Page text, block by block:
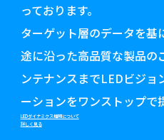
っております。
ターゲット層のデータを基
途に沿った高品質な製品の
ンテナンスまでLEDビジョ
ーションをワンストップで
LEDダイナミクス福岡について
詳しく見る